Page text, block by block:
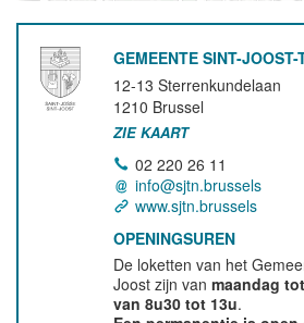
GEMEENTE SINT-JOOST-
12-13 Sterrenkundelaan
1210 Brussel
ZIE KAART
02 220 26 11
info@sjtn.brussels
www.sjtn.brussels
OPENINGSUREN
De loketten van het
Joost zijn vanmaandag
van 8u30 tot 13u.